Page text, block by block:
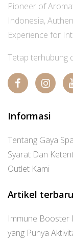
Pioneer of
Indonesia,
Experience for
Tetap terhubung
Informasi
Tentang Gaya Spa
Syarat Dan
Outlet Kami
Artikel terbaru
Immune Booster
yang Punya